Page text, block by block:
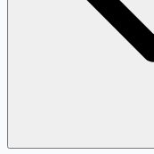
доступна только на